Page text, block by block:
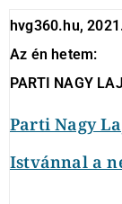
hvg360.hu,
Az én hetem:
PARTI NAGY
Parti Nagy
Istvánnal a